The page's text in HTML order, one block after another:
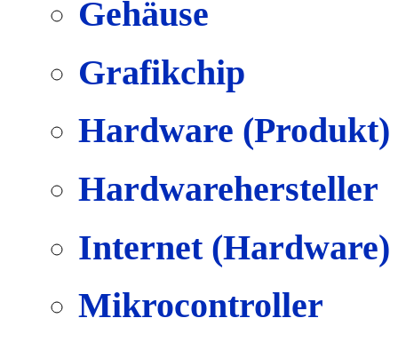
Gehäuse
Grafikchip
Hardware (Produkt)
Hardwarehersteller
Internet (Hardware)
Mikrocontroller